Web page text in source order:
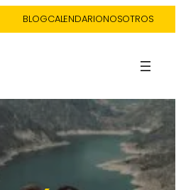
BLOGCALENDARIONOSOTROS